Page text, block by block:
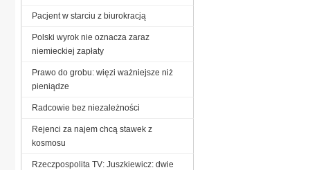
Pacjent w starciu z biurokracją
Polski wyrok nie oznacza zaraz
niemieckiej zapłaty
Prawo do grobu: więzi ważniejsze niż
pieniądze
Radcowie bez niezależności
Rejenci za najem chcą stawek z
kosmosu
Rzeczpospolita TV: Juszkiewicz: dwie